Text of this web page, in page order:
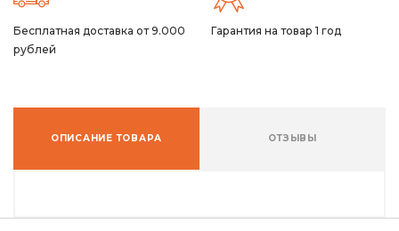
Бесплатная доставка от 9.000
рублей
Гарантия на товар 1 год
ОПИСАНИЕ ТОВАРА ОТЗЫВЫ